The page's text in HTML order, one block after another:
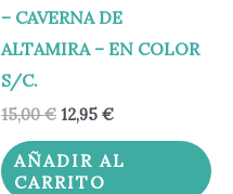
– CAVERNA DE
ALTAMIRA – EN COLOR
S/C.
15,00€ 12,95 €
AÑADIR AL
CARRITO